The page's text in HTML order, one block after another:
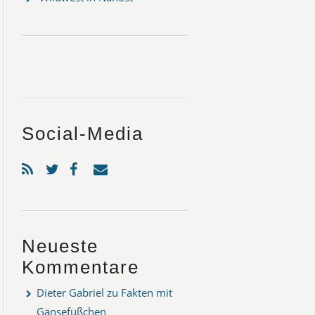
Social-Media
Neueste
Kommentare
Dieter Gabriel zu Fakten mit
Gänsefüßchen